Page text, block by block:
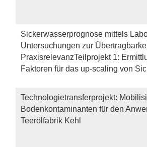
Sickerwasserprognose mittels
Untersuchungen zur
PraxisrelevanzTeilprojekt 1:
Faktoren für das up-scaling von
Technologietransferprojekt:
Bodenkontaminanten für den
Teerölfabrik Kehl